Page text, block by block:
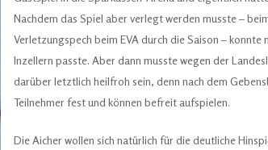
Nachdem das Spiel aber verlegt werden musste –
Verletzungspech beim EVA durch die Saison –
Inzellern passte. Aber dann musste wegen der
darüber letztlich heilfroh sein, denn nach dem
Teilnehmer fest und können befreit aufspielen.
Die Aicher wollen sich natürlich für die deutliche